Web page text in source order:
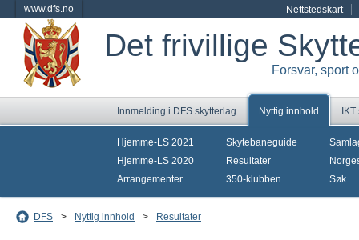
www.dfs.no Nettstedskart
Det frivillige
Forsvar, sport
Innmelding i DFS skytterlag Nyttig innhold
Hjemme-LS 2021
Hjemme-LS 2020
Arrangementer
Skytebaneguide
Resultater
350-klubben
Søk
DFS > Nyttig innhold > Resultater